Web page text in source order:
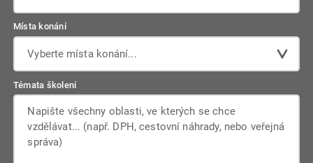
Místa konání
Vyberte místa konání...
Témata školení